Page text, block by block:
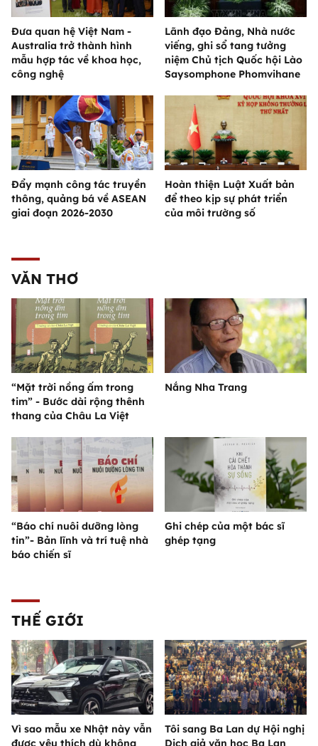
Đưa quan hệ Việt Nam -
Australia trở thành hình
mẫu hợp tác về khoa học,
công nghệ
Lãnh đạo Đảng, Nhà nước
viếng, ghi sổ tang tưởng
niệm Chủ tịch Quốc hội Lào
Saysomphone Phomvihane
Đẩy mạnh công tác truyền
thông, quảng bá về ASEAN
giai đoạn 2026-2030
Hoàn thiện Luật Xuất bản
để theo kịp sự phát triển
của môi trường số
VĂN THƠ
“Mặt trời nồng ấm trong
tim” - Bước dài rộng thênh
thang của Châu La Việt
Nắng Nha Trang
“Báo chí nuôi dưỡng lòng
tin”- Bản lĩnh và trí tuệ nhà
báo chiến sĩ
Ghi chép của một bác sĩ
ghép tạng
THẾ GIỚI
Vì sao mẫu xe Nhật này vẫn
được yêu thích dù không
Tôi sang Ba Lan dự Hội nghị
Dịch giả văn học Ba Lan